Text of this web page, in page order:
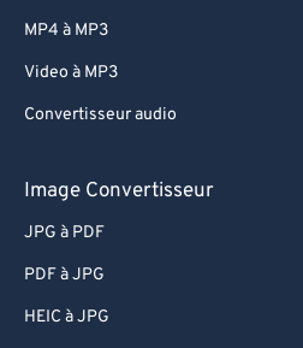
MP4 à MP3
Video à MP3
Convertisseur audio
Image Convertisseur
JPG à PDF
PDF à JPG
HEIC à JPG